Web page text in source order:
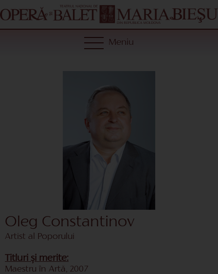
Meniu
Oleg Constantinov
Artist al Poporului
Titluri și merite:
Maestru în Artă, 2007